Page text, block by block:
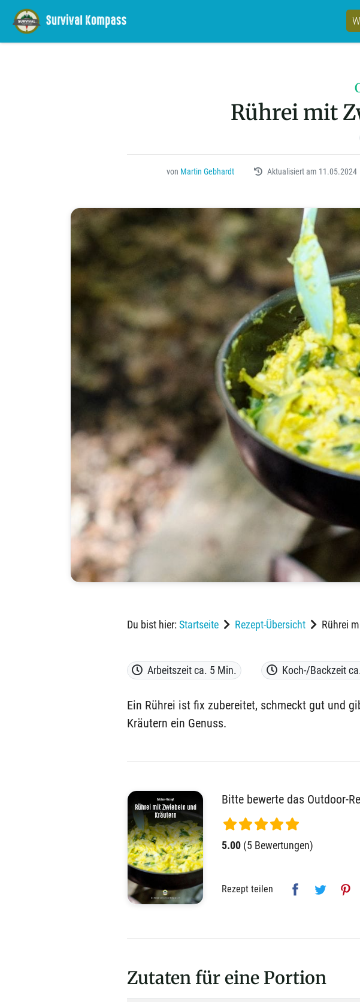
Rührei mit
von Martin Gebhardt Aktualisiert am 11.05.2024
Du bist hier:Startseite Rezept-Übersicht Rührei
Arbeitszeit ca. 5 Min. Koch-/Backzeit
Ein Rührei ist fix zubereitet, schmeckt gut und
Kräutern ein Genuss.
Bitte bewerte das Outdoor-
5.00 (5 Bewertungen)
Rezept teilen
Zutaten für eine Portion